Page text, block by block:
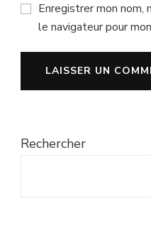
Enregistrer mon nom,
le navigateur pour
Rechercher